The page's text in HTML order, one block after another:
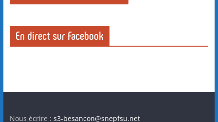
En direct sur Facebook
Nous écrire : s3-besancon@snepfsu.net